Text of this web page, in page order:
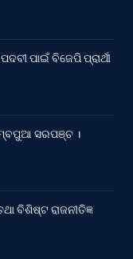
ପାଇଁ ବିଜେପି ପ୍ରାର୍ଥୀ
ସରପଞ୍ଚ ।
ବିଶିଷ୍ଟ ରାଜନୀତିଜ୍ଞ